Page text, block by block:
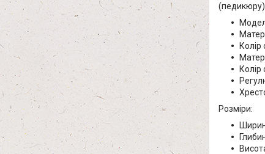
(педикюру).
Розміри: